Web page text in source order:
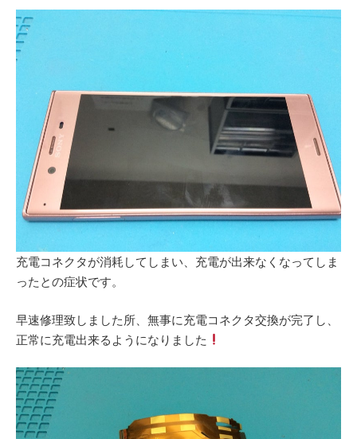
充電コネクタが消耗してしまい、充電が出来なくなってしま
ったとの症状です。
早速修理致しました所、無事に充電コネクタ交換が完了し、
正常に充電出来るようになりました